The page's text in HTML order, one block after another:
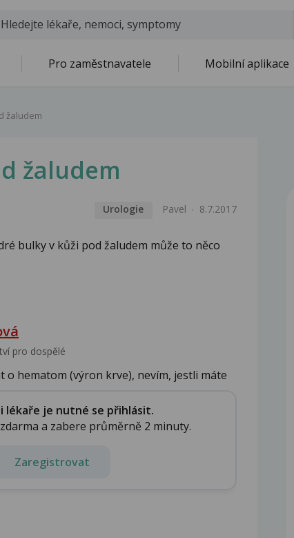
Pro zaměstnavatele Mobilní aplikace
žaludem
žaludem
Urologie Pavel 8.7.2017
bulky v kůži pod žaludem může to něco
pro dospělé
o hematom (výron krve), nevím, jestli máte
lékaře je nutné se přihlásit.
a zabere průměrně 2 minuty.
Zaregistrovat